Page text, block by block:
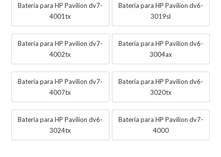
Batería para HP Pavilion dv7-
4001tx
Batería para HP Pavilion dv6-
3019sl
Batería para HP Pavilion dv7-
4002tx
Batería para HP Pavilion dv6-
3004ax
Batería para HP Pavilion dv7-
4007tx
Batería para HP Pavilion dv6-
3020tx
Batería para HP Pavilion dv6-
3024tx
Batería para HP Pavilion dv7-
4000